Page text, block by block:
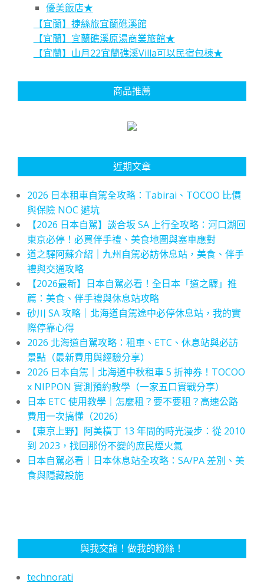
優美飯店★
【宜蘭】捷絲旅宜蘭礁溪館
【宜蘭】宜蘭礁溪原湯商業旅館★
【宜蘭】山月22宜蘭礁溪Villa可以民宿包棟★
商品推薦
近期文章
2026 日本租車自駕全攻略：Tabirai、TOCOO 比價
與保險 NOC 避坑
【2026 日本自駕】談合坂 SA 上行全攻略：河口湖回
東京必停！必買伴手禮、美食地圖與塞車應對
道之驛阿蘇介紹｜九州自駕必訪休息站，美食、伴手
禮與交通攻略
【2026最新】日本自駕必看！全日本「道之驛」推
薦：美食、伴手禮與休息站攻略
砂川 SA 攻略｜北海道自駕途中必停休息站，我的實
際停靠心得
2026 北海道自駕攻略：租車、ETC、休息站與必訪
景點（最新費用與經驗分享）
2026 日本自駕｜北海道中秋租車 5 折神券！TOCOO
x NIPPON 實測預約教學（一家五口實戰分享）
日本 ETC 使用教學｜怎麼租？要不要租？高速公路
費用一次搞懂（2026）
【東京上野】阿美橫丁 13 年間的時光漫步：從 2010
到 2023，找回那份不變的庶民煙火氣
日本自駕必看｜日本休息站全攻略：SA/PA 差別、美
食與隱藏設施
與我交誼！做我的粉絲！
technorati